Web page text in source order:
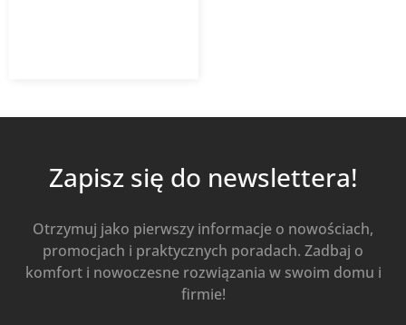
Zapisz się do newslettera!
Otrzymuj jako pierwszy informacje o nowościach,
promocjach i praktycznych poradach. Zadbaj o
komfort i nowoczesne rozwiązania w swoim domu i
firmie!